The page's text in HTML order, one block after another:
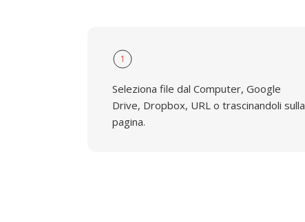
1
Seleziona file dal Computer, Google
Drive, Dropbox, URL o trascinandoli sulla
pagina.